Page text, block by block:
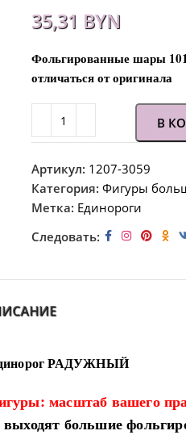
35,31 BYN
Фольгированные шары
отличаться от оригинала
В
Артикул: 1207-3059
Категория: Фигуры
Метка: Единороги
Следовать:
РАДУЖНЫЙ
масштаб вашего
большие